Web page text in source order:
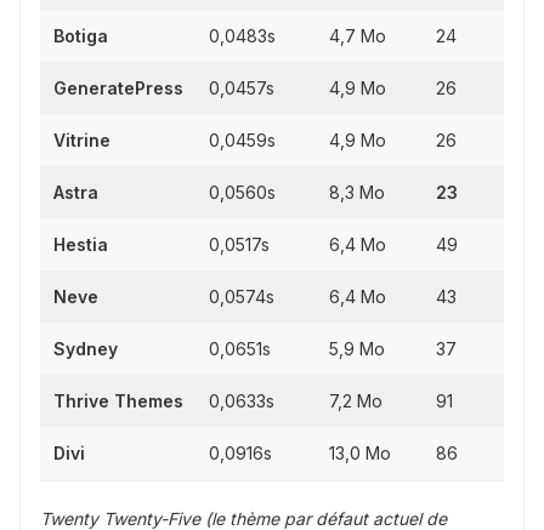
Botiga 0,0483s 4,7 Mo 24
GeneratePress 0,0457s 4,9 Mo 26
Vitrine 0,0459s 4,9 Mo 26
Astra 0,0560s 8,3 Mo 23
Hestia 0,0517s 6,4 Mo 49
Neve 0,0574s 6,4 Mo 43
Sydney 0,0651s 5,9 Mo 37
Thrive Themes 0,0633s 7,2 Mo 91
Divi 0,0916s 13,0 Mo 86
Twenty Twenty-Five (le thème par défaut actuel de